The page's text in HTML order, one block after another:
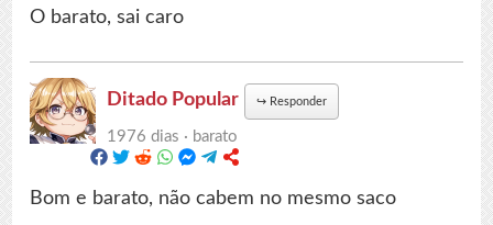
O barato, sai caro
Ditado Popular ↪ Responder
1976 dias · barato
Bom e barato, não cabem no mesmo saco